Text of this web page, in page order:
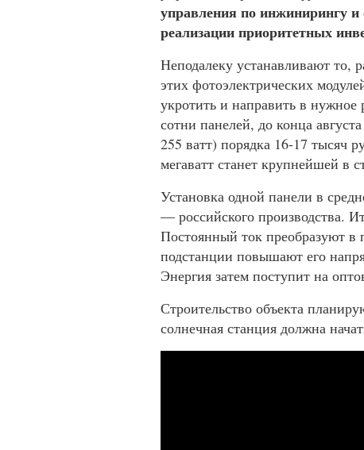
управления по инжинирингу
реализации приоритетных
Неподалеку устанавливают то,
этих фотоэлектрических
укротить и направить в
сотни панелей, до конца
255 ватт) порядка 16-17 тысяч
мегаватт станет крупнейшей в
Установка одной панели в
— российского производства.
Постоянный ток преобразуют
подстанции повышают его
Энергия затем поступит на
Строительство объекта
солнечная станция должна